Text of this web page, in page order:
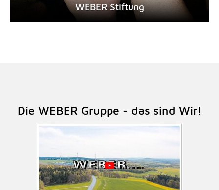
WEBER Stiftung
Die WEBER Gruppe - das sind Wir!